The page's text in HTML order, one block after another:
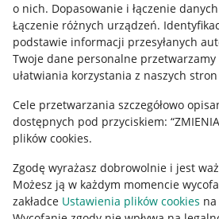
o nich. Dopasowanie i łączenie
Łączenie różnych urządzeń.
podstawie informacji przesyłanych
Twoje dane personalne
ułatwiania korzystania z naszych stron
Cele przetwarzania szczegółowo
dostępnych pod przyciskiem:
plików cookies.
Zgodę wyrażasz dobrowolnie i jest
Możesz ją w każdym momencie
zakładce Ustawienia plików cookies
Regulamin
Polityka plików "cookies"
Ustawienia plików "cookies"
Udostępnianie lokalizacji
Informacje dla Aktu o Usługach
Pobierz aplikację